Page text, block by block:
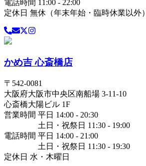
電話時間 11:00 - 22:00
定休日 無休（年末年始・臨時休業以外）
かめ吉 心斎橋店
〒 542-0081
大阪府大阪市中央区南船場 3-11-10
心斎橋大陽ビル 1F
営業時間 平日 14:00 - 20:30
土日・祝祭日 11:30 - 19:00
電話時間 平日 14:00 - 21:00
土日・祝祭日 11:30 - 19:30
定休日 水・木曜日